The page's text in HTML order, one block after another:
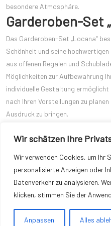
Wir schätzen Ihre
Wir verwenden Cookies, um Ihr
personalisierte Anzeigen oder
Datenverkehr zu analysieren.
klicken, stimmen Sie der
Anpassen Alles
besondere Atmosphäre.
Garderoben-Set
Das Garderoben-Set „Locana“
Schönheit und seine
aus offenen Regalen und
Möglichkeiten zur Aufbewahrung
individuelle Gestaltung ermöglicht
nach Ihren Vorstellungen zu
Ausdruck zu bringen.
darunter optimale Nutzung des
hochwertige Verarbeitung. Die
Set „Vestido“, „Volitare“,
empfehlenswerte Optionen, um
schaffen. Investieren Sie in einen
sondern auch die ästhetische